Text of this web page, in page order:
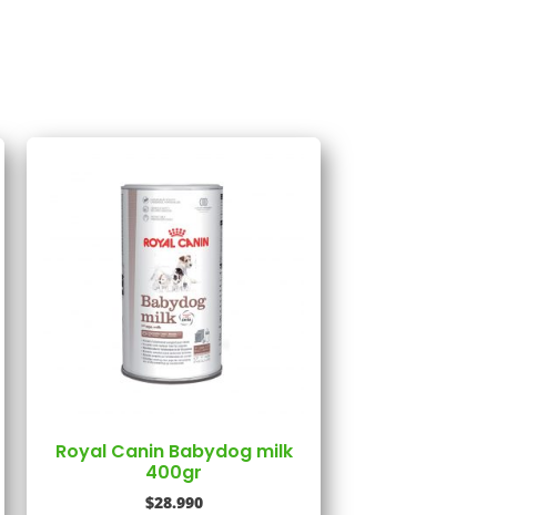
Royal Canin Babydog milk
400gr
$28.990